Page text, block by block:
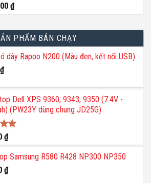
₫
PHẨM BÁN CHẠY
dây Rapoo N200 (Màu đen, kết nối USB)
₫
Dell XPS 9360, 9343, 9350 (7.4V -
(PW23Y dùng chung JD25G)
₫
Samsung R580 R428 NP300 NP350
₫